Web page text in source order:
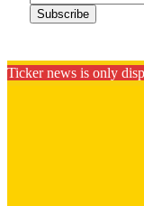
Subscribe
Ticker news is only